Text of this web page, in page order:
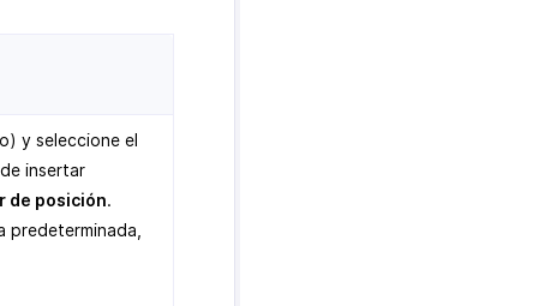
y seleccione el
insertar
de posición.
predeterminada,